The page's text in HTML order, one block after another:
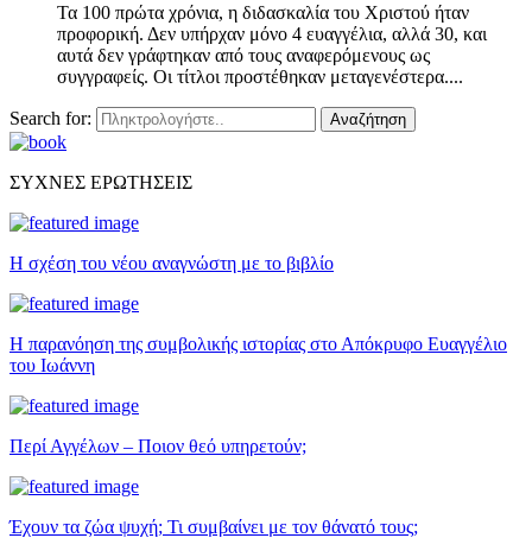
Τα 100 πρώτα χρόνια, η διδασκαλία του Χριστού ήταν
προφορική. Δεν υπήρχαν μόνο 4 ευαγγέλια, αλλά 30, και
αυτά δεν γράφτηκαν από τους αναφερόμενους ως
συγγραφείς. Οι τίτλοι προστέθηκαν μεταγενέστερα....
Search for: Αναζήτηση
ΣΥΧΝΕΣ ΕΡΩΤΗΣΕΙΣ
Η σχέση του νέου αναγνώστη με το βιβλίο
Η παρανόηση της συμβολικής ιστορίας στο Απόκρυφο Ευαγγέλιο
του Ιωάννη
Περί Αγγέλων – Ποιον θεό υπηρετούν;
Έχουν τα ζώα ψυχή; Τι συμβαίνει με τον θάνατό τους;